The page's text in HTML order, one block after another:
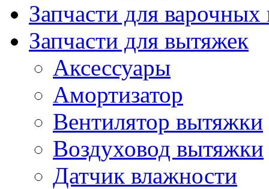
Запчасти для варочных
Запчасти для вытяжек
Аксессуары
Амортизатор
Вентилятор вытяжки
Воздуховод вытяжки
Датчик влажности